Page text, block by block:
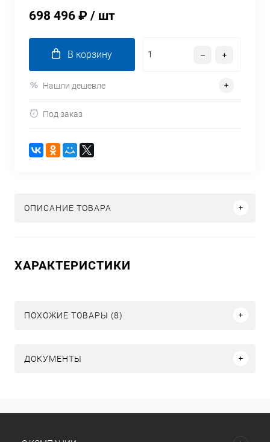
698 496 ₽ / шт
В корзину
Нашли дешевле
Под заказ
ОПИСАНИЕ ТОВАРА
ХАРАКТЕРИСТИКИ
ПОХОЖИЕ ТОВАРЫ (8)
ДОКУМЕНТЫ